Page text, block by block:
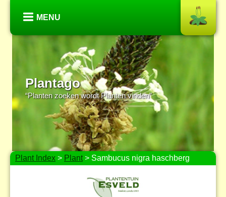
MENU
Plantago
“Planten zoeken wordt Planten vinden”
Plant Index > Plant> Sambucus nigra haschberg